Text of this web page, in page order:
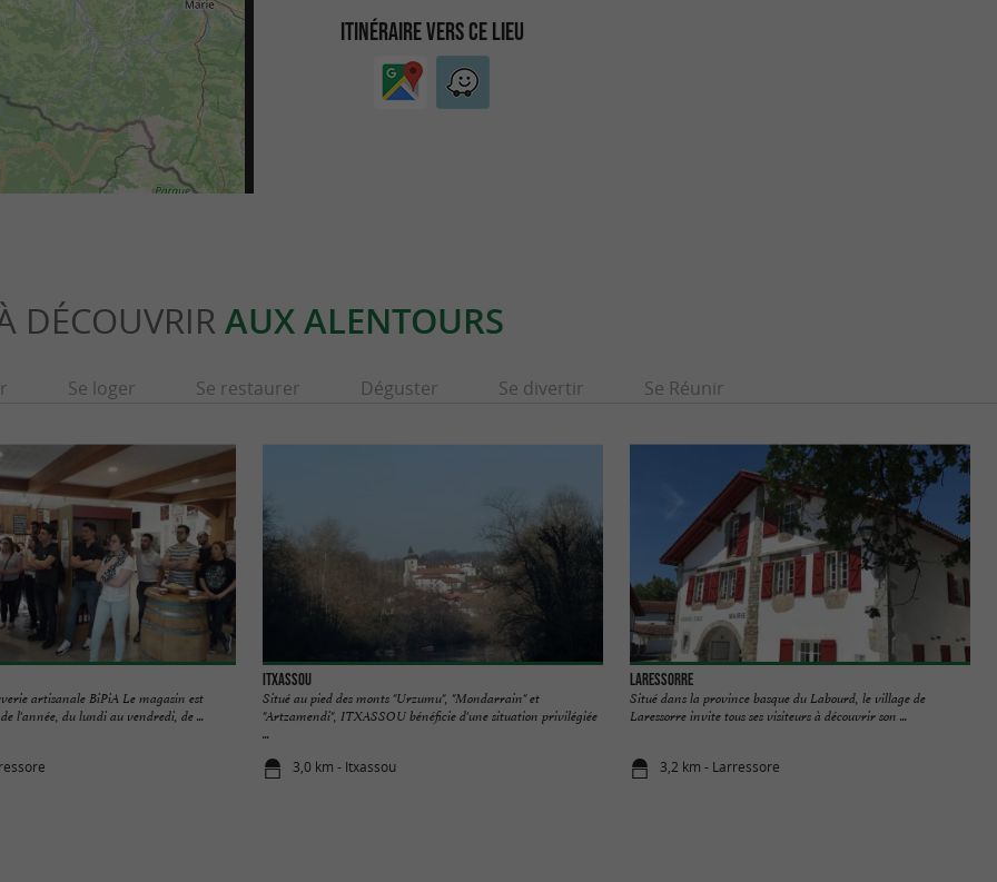
ITINÉRAIRE VERS CE LIEU
DÉCOUVRIR AUX ALENTOURS
Se loger Se restaurer Déguster Se divertir Se Réunir
artisanale BiPiA Le magasin est
l'année, du lundi au vendredi, de ...
ITXASSOU
Situé au pied des monts "Urzumu", "Mondarrain" et
"Artzamendi", ITXASSOU bénéficie d'une situation privilégiée
...
3,0 km - Itxassou
Laressorre
Situé dans la province basque du Labourd, le village de
Laressorre invite tous ses visiteurs à découvrir son ...
3,2 km - Larressore